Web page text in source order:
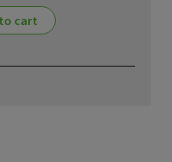
cart